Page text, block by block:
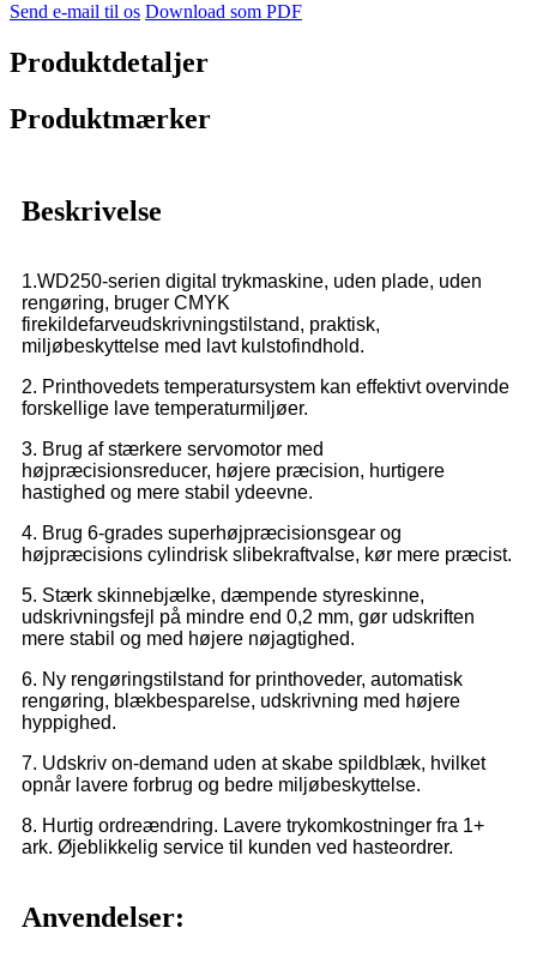
Send e-mail til os Download som PDF
Produktdetaljer
Produktmærker
Beskrivelse
1.WD250-serien digital trykmaskine, uden plade, uden
rengøring, bruger CMYK
firekildefarveudskrivningstilstand, praktisk,
miljøbeskyttelse med lavt kulstofindhold.
2. Printhovedets temperatursystem kan effektivt overvinde
forskellige lave temperaturmiljøer.
3. Brug af stærkere servomotor med
højpræcisionsreducer, højere præcision, hurtigere
hastighed og mere stabil ydeevne.
4. Brug 6-grades superhøjpræcisionsgear og
højpræcisions cylindrisk slibekraftvalse, kør mere præcist.
5. Stærk skinnebjælke, dæmpende styreskinne,
udskrivningsfejl på mindre end 0,2 mm, gør udskriften
mere stabil og med højere nøjagtighed.
6. Ny rengøringstilstand for printhoveder, automatisk
rengøring, blækbesparelse, udskrivning med højere
hyppighed.
7. Udskriv on-demand uden at skabe spildblæk, hvilket
opnår lavere forbrug og bedre miljøbeskyttelse.
8. Hurtig ordreændring. Lavere trykomkostninger fra 1+
ark. Øjeblikkelig service til kunden ved hasteordrer.
Anvendelser: